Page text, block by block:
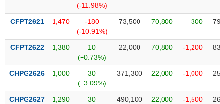
(-11.98%)
CFPT2621 1,470
-180
(-10.91%)
73,500 70,800 300
CFPT2622 1,380
10
(+0.73%)
22,000 70,800 -1,200
CHPG2626 1,000
30
(+3.09%)
371,300 22,000 -1,000
CHPG2627 1,290
30
490,100 22,000 -1,500
CHĂM
SÓC
KHỎE